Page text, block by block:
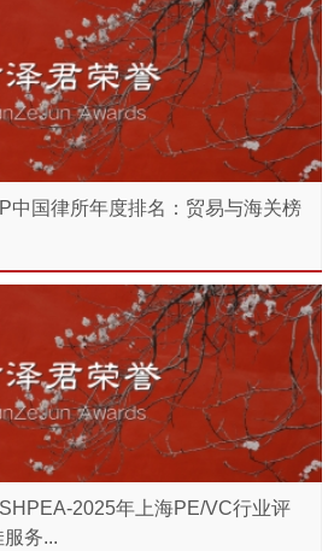
中国律所年度排名：贸易与海关榜
2025年上海PE/VC行业评
务...